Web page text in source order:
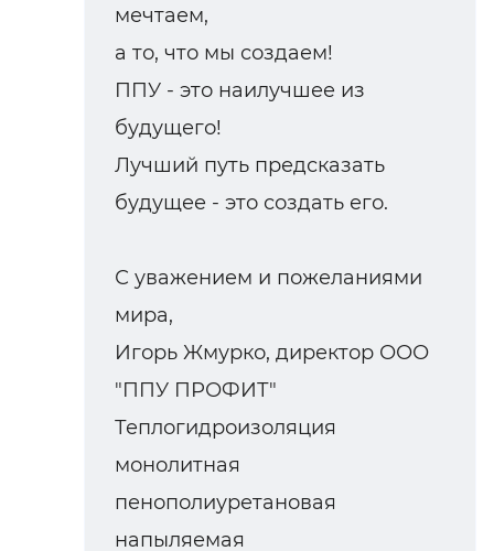
мечтаем,
а то, что мы создаем!
ППУ - это наилучшее из
будущего!
Лучший путь предсказать
будущее - это создать его.
С уважением и пожеланиями
мира,
Игорь Жмурко, директор ООО
"ППУ ПРОФИТ"
Теплогидроизоляция
монолитная
пенополиуретановая
напыляемая